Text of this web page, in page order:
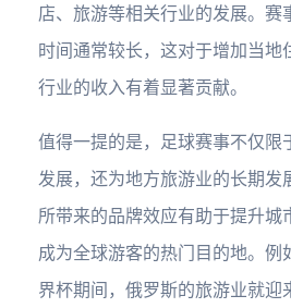
店、旅游等相关行业的发展。赛
时间通常较长，这对于增加当地
行业的收入有着显著贡献。
值得一提的是，足球赛事不仅限
发展，还为地方旅游业的长期发
所带来的品牌效应有助于提升城
成为全球游客的热门目的地。例
界杯期间，俄罗斯的旅游业就迎